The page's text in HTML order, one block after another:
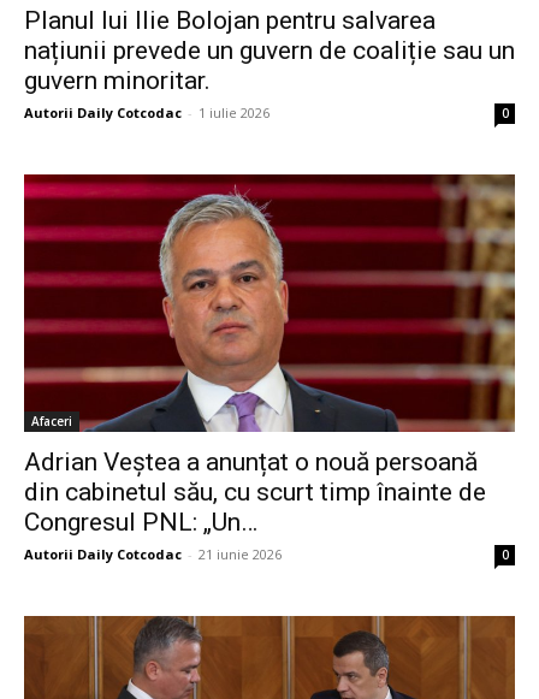
Planul lui Ilie Bolojan pentru salvarea
națiunii prevede un guvern de coaliție sau un
guvern minoritar.
Autorii Daily Cotcodac - 1 iulie 2026 0
Afaceri
Adrian Veștea a anunțat o nouă persoană
din cabinetul său, cu scurt timp înainte de
Congresul PNL: „Un…
Autorii Daily Cotcodac - 21 iunie 2026 0